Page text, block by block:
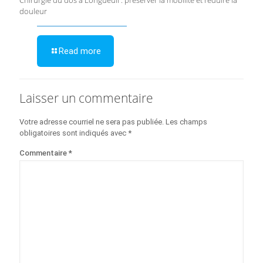
douleur
Read more
Laisser un commentaire
Votre adresse courriel ne sera pas publiée. Les champs
obligatoires sont indiqués avec *
Commentaire *